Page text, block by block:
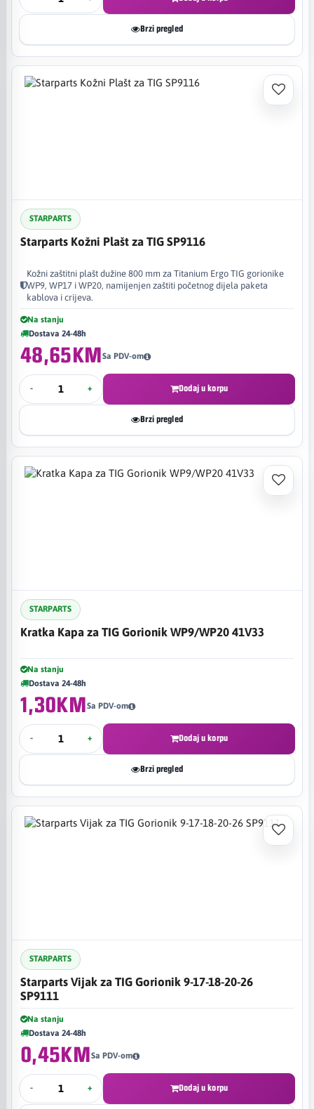
Brzi pregled
STARPARTS
Starparts Kožni Plašt za TIG SP9116
Kožni zaštitni plašt dužine 800 mm za Titanium Ergo TIG gorionike
WP9, WP17 i WP20, namijenjen zaštiti početnog dijela paketa
kablova i crijeva.
Na stanju
Dostava 24-48h
48,65KMSa PDV-om
- + Dodaj u korpu
Brzi pregled
STARPARTS
Kratka Kapa za TIG Gorionik WP9/WP20 41V33
Na stanju
Dostava 24-48h
1,30KMSa PDV-om
- + Dodaj u korpu
Brzi pregled
STARPARTS
Starparts Vijak za TIG Gorionik 9-17-18-20-26
SP9111
Na stanju
Dostava 24-48h
0,45KMSa PDV-om
- + Dodaj u korpu